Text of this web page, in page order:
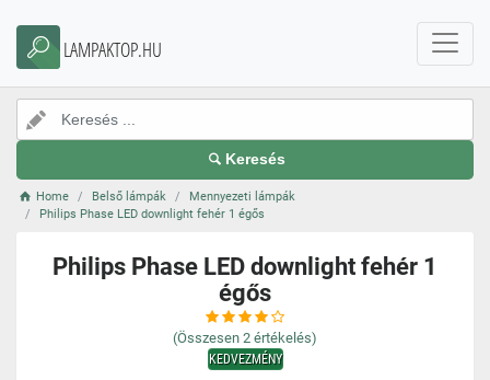
LAMPAKTOP.HU
Keresés
Home Belső lámpák
Mennyezeti lámpák
Philips Phase LED downlight fehér 1 égős
Philips Phase LED downlight fehér 1
égős
(Összesen 2 értékelés)
KEDVEZMÉNY